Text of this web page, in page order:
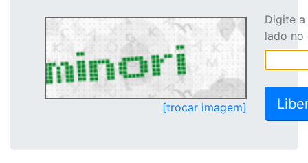
[trocar imagem]
Digite
lado no